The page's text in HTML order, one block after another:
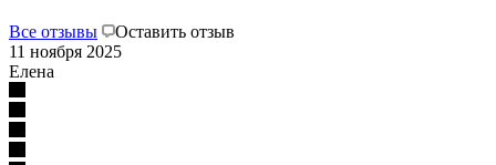
Все отзывы
Оставить отзыв
11 ноября 2025
Елена